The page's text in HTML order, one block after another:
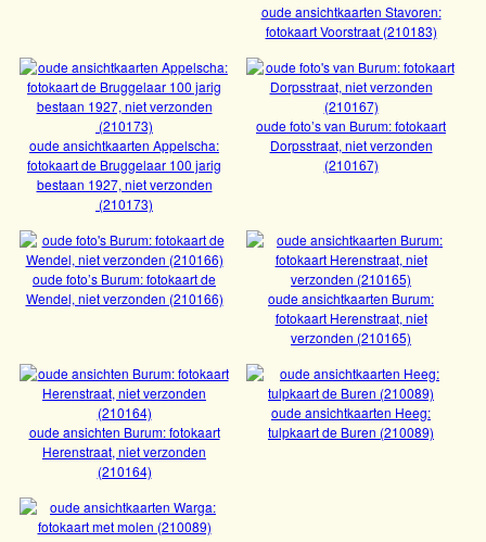
oude ansichtkaarten van Terwispel
(Opsterland) : Bromografia
fotokaart(220059)
oude ansichten van Berlikum : fotokaart
openbare school (220030)
oude ansichten Rauwerd: fotokaart
(220002)
oude ansichtkaarten schaatsen: 2x
fotokaart schaatswedstrijd te Leeuwarden,
verzonden op 14.2.1917 (210191 en 210192)
oude ansichtkaarten Stavoren:
fotokaart Voorstraat (210183)
oude ansichtkaarten Stavoren: fotokaart
Voorstraat (210183)
Bekijk
oude ansichtkaarten Appelscha:
fotokaart de Bruggelaar 100 jarig
bestaan 1927, niet verzonden
(210173)
oude foto’s van Burum: fotokaart
Dorpsstraat, niet verzonden
(210167)
oude foto’s Burum: fotokaart de
Wendel, niet verzonden (210166)
Bekijk
oude ansichtkaarten Burum:
fotokaart Herenstraat, niet
verzonden (210165)Bekijk
oude ansichten Burum: fotokaart
Herenstraat, niet verzonden
(210164)
oude ansichtkaarten Heeg:
tulpkaart de Buren (210089)
Bekijk